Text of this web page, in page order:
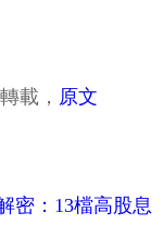
載， 原文
密：13檔高股息